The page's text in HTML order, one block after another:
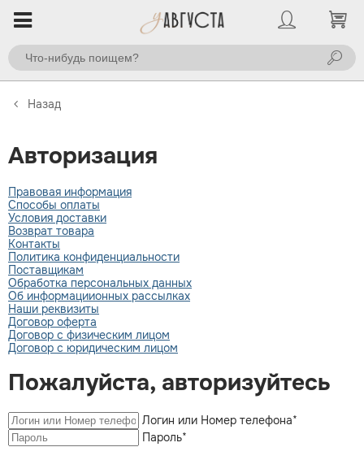
Назад
Авторизация
Правовая информация
Способы оплаты
Условия доставки
Возврат товара
Контакты
Политика конфиденциальности
Поставщикам
Обработка персональных данных
Об информациионных рассылках
Наши реквизиты
Договор оферта
Договор с физическим лицом
Договор с юридическим лицом
Пожалуйста, авторизуйтесь
Логин или Номер телефона*
Пароль*